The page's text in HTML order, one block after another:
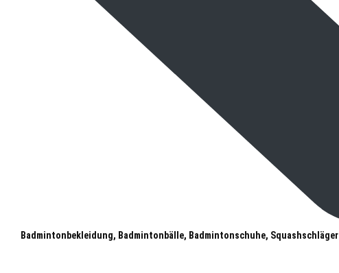
Badmintonbekleidung, Badmintonbälle, Badmintonschuhe, Squashschläger